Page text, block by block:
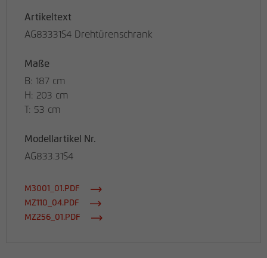
Artikeltext
AG83331S4 Drehtürenschrank
Maße
B: 187 cm
H: 203 cm
T: 53 cm
Modellartikel Nr.
AG833.31S4
M3001_01.PDF
MZ110_04.PDF
MZ256_01.PDF